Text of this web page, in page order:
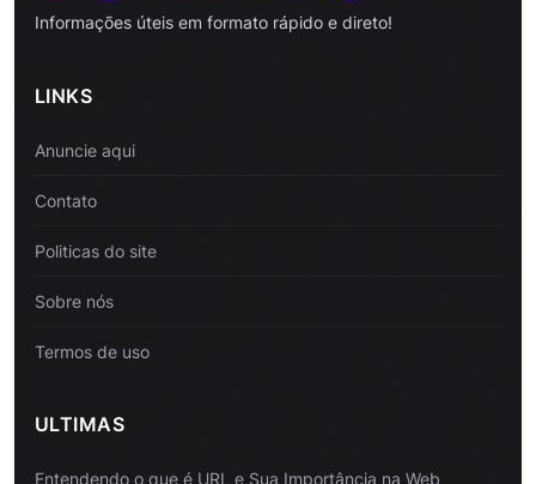
Informações úteis em formato rápido e direto!
LINKS
Anuncie aqui
Contato
Politicas do site
Sobre nós
Termos de uso
ULTIMAS
Entendendo o que é URL e Sua Importância na Web